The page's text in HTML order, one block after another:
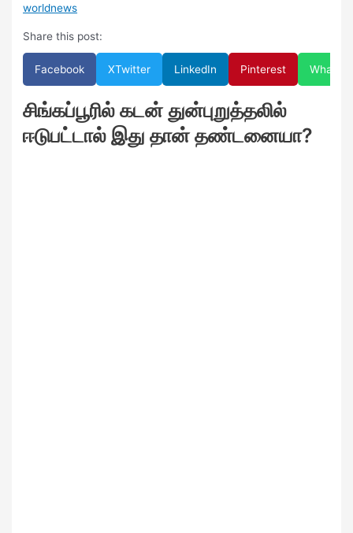
worldnews
Share this post:
Facebook XTwitter LinkedIn Pinterest
சிங்கப்பூரில் கடன் துன்புறுத்தலில்
ஈடுபட்டால் இது தான் தண்டனையா?